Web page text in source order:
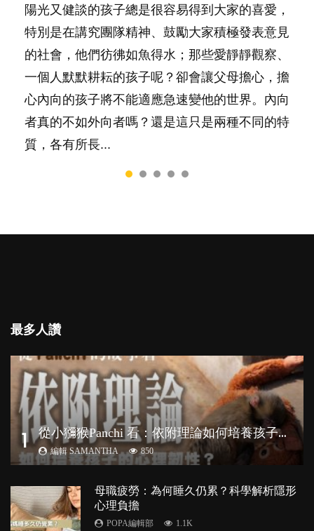
陽光又健談的孩子總是很容易得到大家的喜愛，
特別是在講究團隊精神、鼓勵大家積極發表意見
的社會，他們彷彿如魚得水；那些愛靜靜觀察、
一個人默默耕耘的孩子呢？卻會讓父母擔心，擔
心內向的孩子將不能適應急速變他的世界。內向
者真的不如外向者嗎？還是這只是兩種不同的特
質，各有所長...
你是不是也曾經以為只要跟相愛的人結婚，就自
然能走到白頭，但生了孩子卻發現事情不如你所
料？ 經營婚姻，不如我們想像的簡單，卻也不
是大家說得那麼難。一起來認識婚姻的真相！...
有人話學多種語言越早開始越好，有人卻說一時
間太多語言，會令孩子感到混淆，到底誰是誰
非？聽聽專家怎樣說，解開語言學習的迷思～...
很多父母都希望孩子係個「叻仔叻女」，學業別
太差，日常自理井井有條。這樣的孩子是萬中無
一，還是魚與熊掌，不能兼得？...
照顧孩子衣食住行、陪同兒女應對功課測驗，還
要陪玩製造親子時間，尚要處理家中雜項要
務……當父母的，有千百個任務要做。可惜，有
一樣重要至極的，總被遺漏——關注自己的情緒
和心理健康。...
最多人讚
1 從
小獼猴Panchi 看：依附理論如何培養孩子心理韌性？
編輯 SAMANTHA 850
母職疲勞：為何睡久仍累？科學解析隱形
心理負擔
POPA編輯部 1.1K